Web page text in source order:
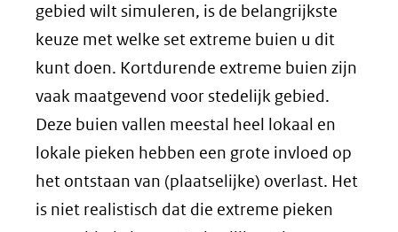
gebied wilt simuleren, is de belangrijkste
keuze met welke set extreme buien u dit
kunt doen. Kortdurende extreme buien zijn
vaak maatgevend voor stedelijk gebied.
Deze buien vallen meestal heel lokaal en
lokale pieken hebben een grote invloed op
het ontstaan van (plaatselijke) overlast. Het
is niet realistisch dat die extreme pieken